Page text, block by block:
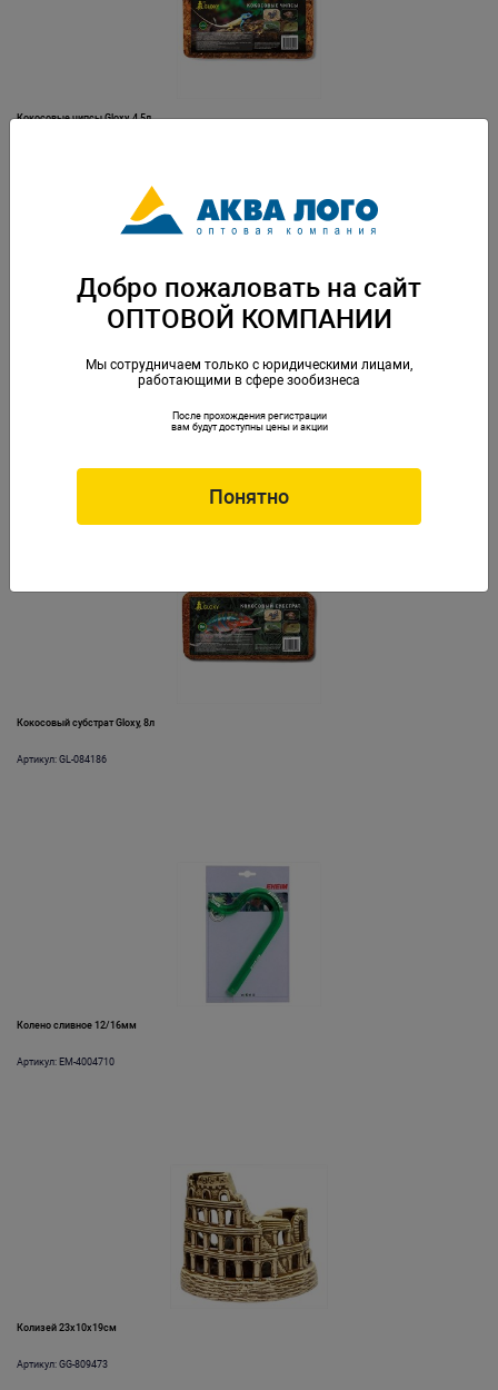
Кокосовые чипсы Gloxy, 4,5л
Кокосовый субстрат Gloxy, 8л
Артикул: GL-084186
Колено сливное 12/16мм
Артикул: EM-4004710
Колизей 23x10x19см
Артикул: GG-809473
Добро пожаловать на сайт
ОПТОВОЙ КОМПАНИИ
Мы сотрудничаем только с юридическими лицами,
работающими в сфере зообизнеса
После прохождения регистрации
вам будут доступны цены и акции
Понятно